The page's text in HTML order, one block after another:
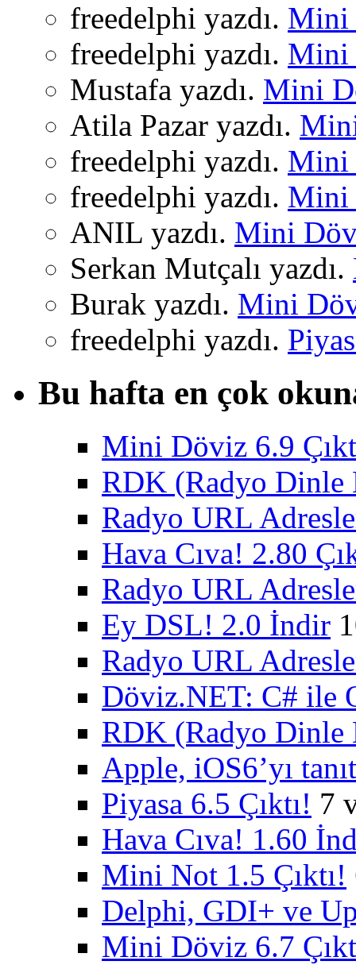
freedelphi yazdı. Mini
freedelphi yazdı. Mini
Mustafa yazdı. Mini
Atila Pazar yazdı.
freedelphi yazdı. Mini
freedelphi yazdı. Mini
ANIL yazdı. Mini
Serkan Mutçalı yazdı.
Burak yazdı. Mini
freedelphi yazdı.
Bu hafta en çok
Mini Döviz 6.9
RDK (Radyo Dinle
Radyo URL
Hava Cıva! 2.80
Radyo URL
Ey DSL! 2.0 İndir
Radyo URL
Döviz.NET: C# ile
RDK (Radyo Dinle
Apple, iOS6’yı
Piyasa 6.5 Çıktı! 7
Hava Cıva! 1.60
Mini Not 1.5 Çıktı!
Delphi, GDI+ ve
Mini Döviz 6.7